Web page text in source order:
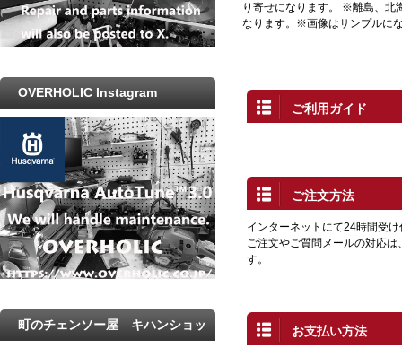
り寄せになります。 ※離島、北
なります。※画像はサンプルに
ご利用ガイド
ご注文方法
インターネットにて24時間受
ご注文やご質問メールの対応
す。
お支払い方法
OVERHOLIC Instagram
町のチェンソー屋 キハンショッ